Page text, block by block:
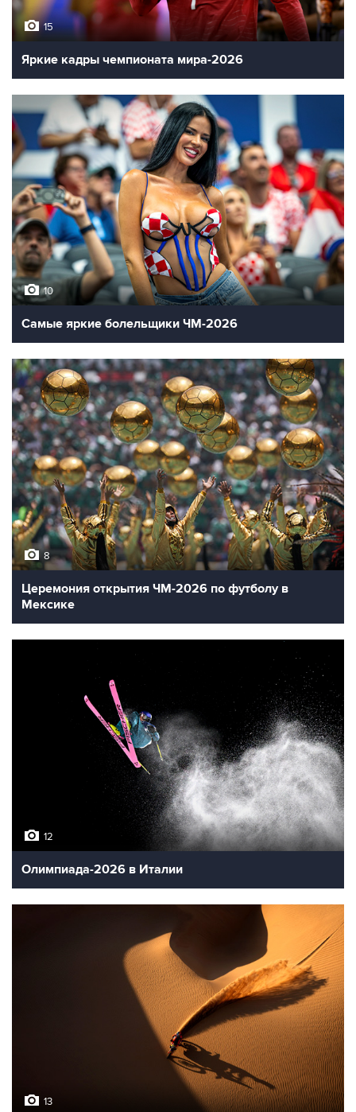
15
Яркие кадры чемпионата мира-2026
10
Самые яркие болельщики ЧМ-2026
8
Церемония открытия ЧМ-2026 по футболу в
Мексике
12
Олимпиада-2026 в Италии
13